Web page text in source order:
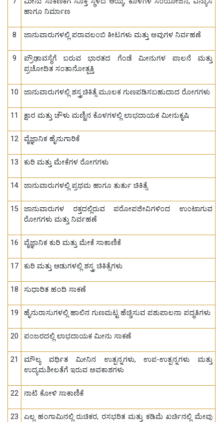
ಹಾಗೂ ನಿರ್ಮಾಣ
8 ಜಾನುವಾರುಗಳಲ್ಲಿ ಪರಾವಲಂಬಿ ಕೀಟಗಳು ಮತ್ತು ಅವುಗಳ ನಿರ್ವಹಣೆ
9
ಪ್ರೌಢಾವಸ್ಥೆಗೆ ಬರುವ ಭಾರತದ ಗೆಂಡೆ ಮೀನುಗಳ ಪಾಲನೆ ಮತ್ತು
ಪ್ರಚೋದಿತ ಸಂತಾನೋತ್ಪತ್ತಿ
10 ಜಾನುವಾರುಗಳಲ್ಲಿ ಶಸ್ತ್ರಚಿಕಿತ್ಸೆ ಮೂಲಕ ಗುಣಪಡಿಸಬಹುದಾದ ರೋಗಗಳು
11 ಕ್ಷಾರ ಮತ್ತು ಚೌಳು ಮಣ್ಣಿನ ಕೊಳಗಳಲ್ಲಿ ಲಾಭದಾಯಕ ಮೀನುಕೃಷಿ
12 ವೈಜ್ಞಾನಿಕ ಹೈನುಗಾರಿಕೆ
13 ಕುರಿ ಮತ್ತು ಮೇಕೆಗಳ ರೋಗಗಳು
14 ಜಾನುವಾರುಗಳಲ್ಲಿ ಪ್ರಥಮ ಹಾಗೂ ತುರ್ತು ಚಿಕಿತ್ಸೆ
15
ಜಾನುವಾರುಗಳ ರಕ್ತದಲ್ಲಿರುವ ಪರೋಪಜೀವಿಗಳಿಂದ ಉಂಟಾಗುವ
ರೋಗಗಳು ಮತ್ತು ನಿರ್ವಹಣೆ
16 ವೈಜ್ಞಾನಿಕ ಕುರಿ ಮತ್ತು ಮೇಕೆ ಸಾಕಾಣಿಕೆ
17 ಕುರಿ ಮತ್ತು ಆಡುಗಳಲ್ಲಿ ಶಸ್ತ್ರ ಚಿಕಿತ್ಸೆಗಳು
18 ಸುಧಾರಿತ ಹಂದಿ ಸಾಕಣೆ
19 ಹೈನುರಾಸುಗಳಲ್ಲಿ ಹಾಲಿನ ಗುಣಮಟ್ಟ ಹೆಚ್ಚಿಸುವ ಪಶುಪಾಲನಾ ಪದ್ಧತಿಗಳು
20 ಪಂಜರದಲ್ಲಿ ಲಾಭದಾಯಕ ಮೀನು ಸಾಕಣೆ
21
ಮೌಲ್ಯ ವರ್ಧಿತ ಮೀನಿನ ಉತ್ಪನ್ನಗಳು, ಉಪ-ಉತ್ಪನ್ನಗಳು ಮತ್ತು
ಉದ್ಯಮಶೀಲತೆಗೆ ಇರುವ ಅವಕಾಶಗಳು
22 ನಾಟಿ ಕೋಳಿ ಸಾಕಾಣಿಕೆ
23
ಎಲ್ಲ ಹಂಗಾಮಿನಲ್ಲಿ ರುಚಿಕರ, ರಸಭರಿತ ಮತ್ತು ಕಡಿಮೆ ಖರ್ಚಿನಲ್ಲಿ ಮೇವು